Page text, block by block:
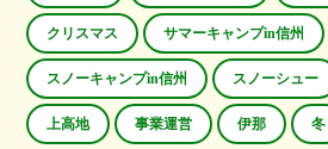
クリスマス サマーキャンプin信州
スノーキャンプin信州 スノーシュー
上高地 事業運営 伊那 冬